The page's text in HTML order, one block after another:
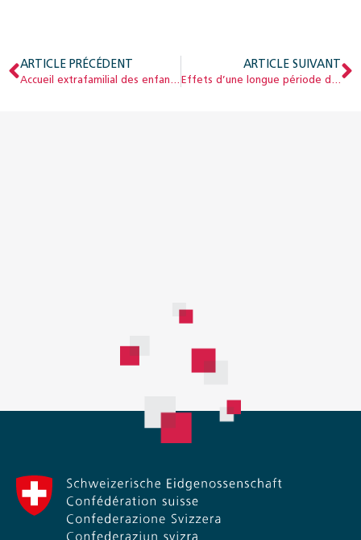
ARTICLE PRÉCÉDENT
Accueil extrafamilial des enfants : effet des aides financières à l’augmentation des subventions cantonales et communales
ARTICLE SUIVANT
Effets d’une longue période de faibles taux d’intérêt sur le 2ème pilier